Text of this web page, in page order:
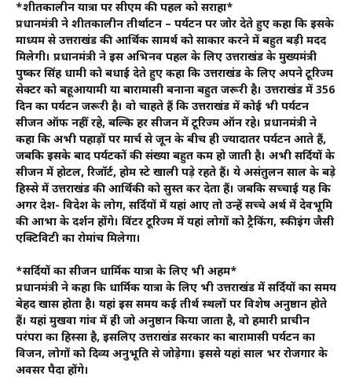
*शीतकालीन यात्रा पर सीएम की पहल को सराहा*
प्रधानमंत्री ने शीतकालीन तीर्थाटन – पर्यटन पर जोर देते हुए कहा कि इसके
माध्यम से उत्तराखंड की आर्थिक सामर्थ को साकार करने में बहुत बड़ी मदद
मिलेगी। प्रधानमंत्री ने इस अभिनव पहल के लिए उत्तराखंड के मुख्यमंत्री
पुष्कर सिंह धामी को बधाई देते हुए कहा कि उत्तराखंड के लिए अपने टूरिज्म
सेक्टर को बहूआयामी या बारामासी बनाना बहुत जरूरी है। उत्तराखंड में 356
दिन का पर्यटन जरूरी है। वो चाहते हैं कि उत्तराखंड में कोई भी पर्यटन
सीजन ऑफ नहीं रहे, बल्कि हर सीजन में टूरिज्म ऑन रहे। प्रधानमंत्री ने
कहा कि अभी पहाड़ों पर मार्च से जून के बीच ही ज्यादातर पर्यटन आते हैं,
जबकि इसके बाद पर्यटकों की संख्या बहुत कम हो जाती है। अभी सर्दियों के
सीजन में होटल, रिजॉर्ट, होम स्टे खाली पड़े रहते हैं। ये असंतुलन साल के बड़े
हिस्से में उत्तराखंड की आर्थिकी को सुस्त कर देता हैं। जबकि सच्चाई यह कि
अगर देश- विदेश के लोग, सर्दियों में यहां आए तो उन्हें सच्चे अर्थ में देवभूमि
की आभा के दर्शन होंगे। विंटर टूरिज्म में यहां लोगों को ट्रैकिंग, स्कीइंग जैसी
एक्टिविटी का रोमांच मिलेगा।
*सर्दियों का सीजन धार्मिक यात्रा के लिए भी अहम*
प्रधानमंत्री ने कहा कि धार्मिक यात्रा के लिए भी उत्तराखंड में सर्दियों का समय
बेहद खास होता है। यहां इस समय कई तीर्थ स्थलों पर विशेष अनुष्ठान होते
हैं। यहां मुखवा गांव में ही जो अनुष्ठान किया जाता है, वो हमारी प्राचीन
परंपरा का हिस्सा है, इसलिए उत्तराखंड सरकार का बारामासी पर्यटन का
विजन, लोगों को दिव्य अनुभूति से जोड़ेगा। इससे यहां साल भर रोजगार के
अवसर पैदा होंगे।